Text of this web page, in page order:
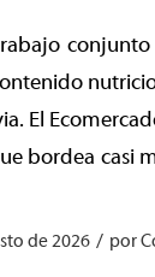
El
bordea casi
de 2026 / por